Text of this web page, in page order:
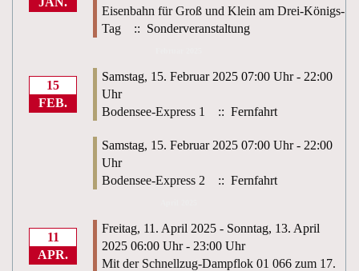
Eisenbahn für Groß und Klein am Drei-Königs-
Tag
:: Sonderveranstaltung
15
FEB.
Samstag, 15. Februar 2025 07:00 Uhr - 22:00
Uhr
Bodensee-Express 1
:: Fernfahrt
Samstag, 15. Februar 2025 07:00 Uhr - 22:00
Uhr
Bodensee-Express 2
:: Fernfahrt
11
APR.
Freitag, 11. April 2025 - Sonntag, 13. April
2025 06:00 Uhr - 23:00 Uhr
Mit der Schnellzug-Dampflok 01 066 zum 17.